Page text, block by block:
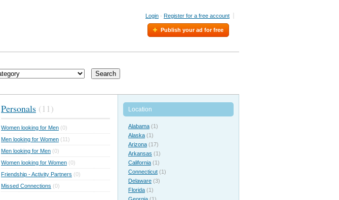
Login · Register for a free account
Publish your ad for free
Search
Personals (11)
Women looking for Men (0)
Men looking for Women (11)
Men looking for Men (0)
Women looking for Women (0)
Friendship - Activity Partners (0)
Missed Connections (0)
Location
Alabama (1)
Alaska (1)
Arizona (17)
Arkansas (1)
California (1)
Connecticut (1)
Delaware (3)
Florida (1)